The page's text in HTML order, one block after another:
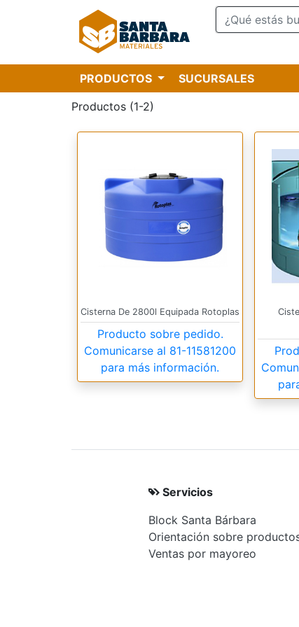
PRODUCTOS
SUCURSALES
Productos (1-2)
Cisterna De 2800l Equipada Rotoplas
Producto sobre pedido.
Comunicarse al 81-11581200
para más información.
Servicios
Block Santa Bárbara
Orientación sobre
Ventas por mayoreo